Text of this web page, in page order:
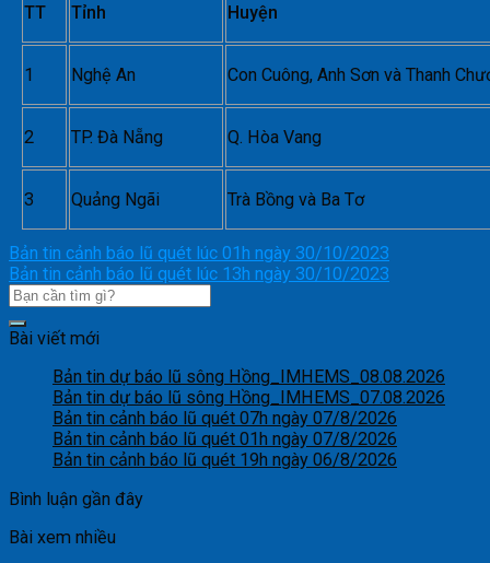
TT Tỉnh Huyện
1 Nghệ An Con Cuông, Anh Sơn và Thanh
2 TP. Đà Nẵng Q. Hòa Vang
3 Quảng Ngãi Trà Bồng và Ba Tơ
Bản tin cảnh báo lũ quét lúc 01h ngày 30/10/2023
Bản tin cảnh báo lũ quét lúc 13h ngày 30/10/2023
Bài viết mới
Bản tin dự báo lũ sông Hồng_IMHEMS_08.08.2026
Bản tin dự báo lũ sông Hồng_IMHEMS_07.08.2026
Bản tin cảnh báo lũ quét 07h ngày 07/8/2026
Bản tin cảnh báo lũ quét 01h ngày 07/8/2026
Bản tin cảnh báo lũ quét 19h ngày 06/8/2026
Bình luận gần đây
Bài xem nhiều